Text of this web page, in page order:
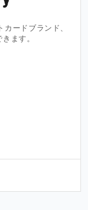
ードブランド、
ます。